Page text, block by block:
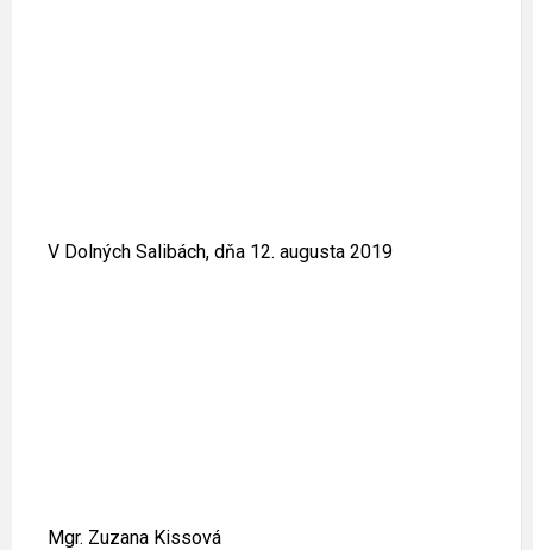
V Dolných Salibách, dňa 12. augusta 2019
Mgr. Zuzana Kissová